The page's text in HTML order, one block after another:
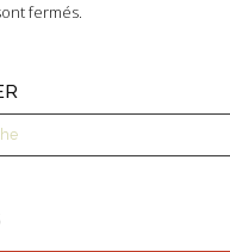
fermés.